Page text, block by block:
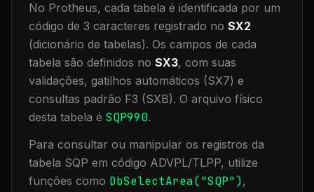
No Protheus, cada tabela é identificada por um
código de 3 caracteres registrado no SX2
(dicionário de tabelas). Os campos de cada
tabela são definidos no SX3, com suas
validações, gatilhos automáticos (SX7) e
consultas padrão F3 (SXB). O arquivo físico
desta tabela é SQP990.
Para consultar ou manipular os registros da
tabela SQP em código ADVPL/TLPP, utilize
funções como DbSelectArea("SQP"),